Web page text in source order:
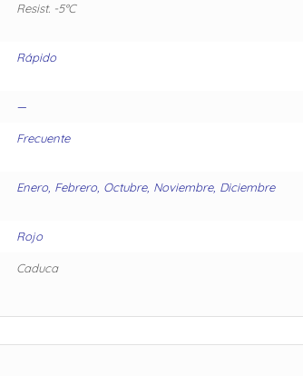
Resist. -5°C
Rápido
—
Frecuente
Enero, Febrero, Octubre, Noviembre, Diciembre
Rojo
Caduca